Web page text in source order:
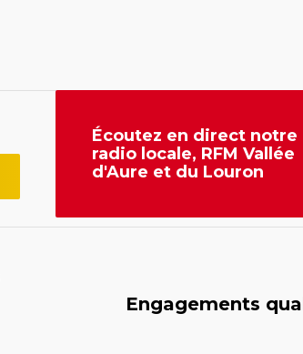
Écoutez en direct notre
radio locale, RFM Vallée
d'Aure et du Louron
Engagements